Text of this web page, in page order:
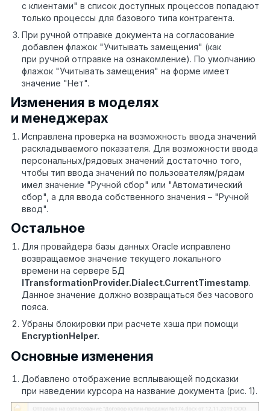
с клиентами" в список доступных процессов попадают
только процессы для базового типа контрагента.
При ручной отправке документа на согласование
добавлен флажок "Учитывать замещения" (как
при ручной отправке на ознакомление). По умолчанию
флажок "Учитывать замещения" на форме имеет
значение "Нет".
Изменения в моделях
и менеджерах
Исправлена проверка на возможность ввода значений
раскладываемого показателя. Для возможности ввода
персональных/рядовых значений достаточно того,
чтобы тип ввода значений по пользователям/рядам
имел значение "Ручной сбор" или "Автоматический
сбор", а для ввода собственного значения – "Ручной
ввод".
Остальное
Для провайдера базы данных Oracle исправлено
возвращаемое значение текущего локального
времени на сервере БД
ITransformationProvider.Dialect.CurrentTimestamp.
Данное значение должно возвращаться без часового
пояса.
Убраны блокировки при расчете хэша при помощи
EncryptionHelper.
Основные изменения
Добавлено отображение всплывающей подсказки
при наведении курсора на название документа (рис. 1).